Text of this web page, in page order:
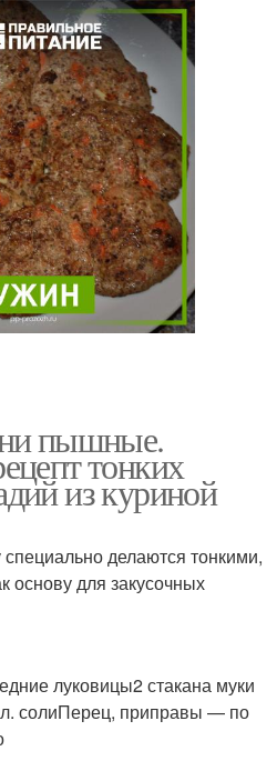
пышные.
тонких
из куриной
делаются тонкими,
основу для закусочных
луковицы2 стакана муки
солиПерец, приправы — по